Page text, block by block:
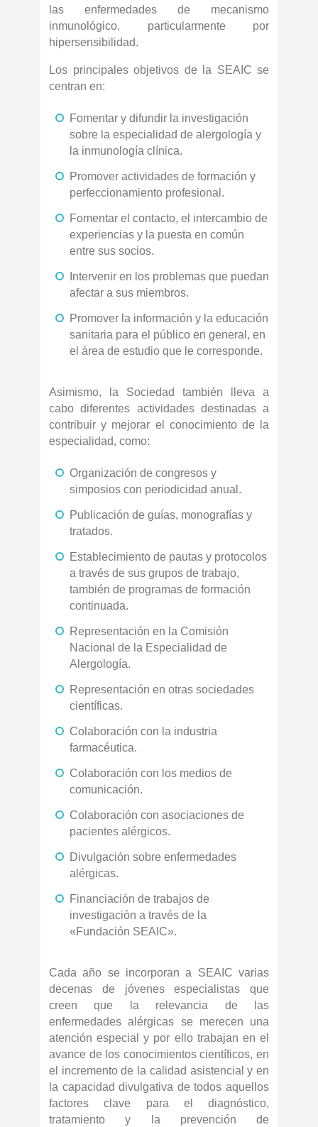
las enfermedades de mecanismo
inmunológico, particularmente por
hipersensibilidad.
Los principales objetivos de la SEAIC se
centran en:
Fomentar y difundir la investigación
sobre la especialidad de alergología y
la inmunología clínica.
Promover actividades de formación y
perfeccionamiento profesional.
Fomentar el contacto, el intercambio de
experiencias y la puesta en común
entre sus socios.
Intervenir en los problemas que puedan
afectar a sus miembros.
Promover la información y la educación
sanitaria para el público en general, en
el área de estudio que le corresponde.
Asimismo, la Sociedad también lleva a
cabo diferentes actividades destinadas a
contribuir y mejorar el conocimiento de la
especialidad, como:
Organización de congresos y
simposios con periodicidad anual.
Publicación de guías, monografías y
tratados.
Establecimiento de pautas y protocolos
a través de sus grupos de trabajo,
también de programas de formación
continuada.
Representación en la Comisión
Nacional de la Especialidad de
Alergología.
Representación en otras sociedades
científicas.
Colaboración con la industria
farmacéutica.
Colaboración con los medios de
comunicación.
Colaboración con asociaciones de
pacientes alérgicos.
Divulgación sobre enfermedades
alérgicas.
Financiación de trabajos de
investigación a través de la
«Fundación SEAIC».
Cada año se incorporan a SEAIC varias
decenas de jóvenes especialistas que
creen que la relevancia de las
enfermedades alérgicas se merecen una
atención especial y por ello trabajan en el
avance de los conocimientos científicos, en
el incremento de la calidad asistencial y en
la capacidad divulgativa de todos aquellos
factores clave para el diagnóstico,
tratamiento y la prevención de